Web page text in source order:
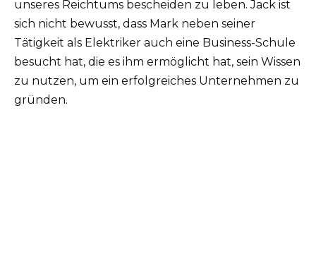
unseres Reichtums bescheiden zu leben. Jack ist
sich nicht bewusst, dass Mark neben seiner
Tätigkeit als Elektriker auch eine Business-Schule
besucht hat, die es ihm ermöglicht hat, sein Wissen
zu nutzen, um ein erfolgreiches Unternehmen zu
gründen.